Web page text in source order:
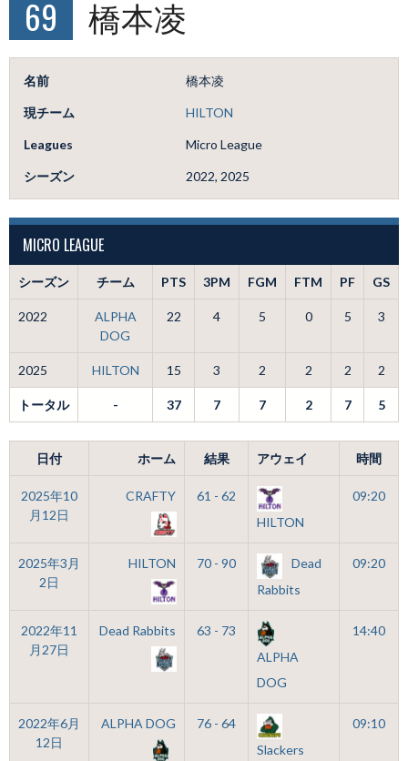
69 橋本凌
名前 橋本凌
現チーム HILTON
Leagues Micro League
シーズン 2022, 2025
MICRO LEAGUE
シーズン チーム PTS 3PM FGM FTM PF GS
2022
ALPHA
DOG
22 4 5 0 5 3
2025 HILTON 15 3 2 2 2 2
トータル - 37 7 7 2 7 5
日付 ホーム 結果 アウェイ 時間
2025年10
月12日
CRAFTY
61 - 62
HILTON
09:20
2025年3月
2日
HILTON 70 - 90
Dead
Rabbits
09:20
2022年11
月27日
Dead Rabbits
63 - 73
ALPHA
DOG
14:40
2022年6月
12日
ALPHA DOG
76 - 64
Slackers
09:10